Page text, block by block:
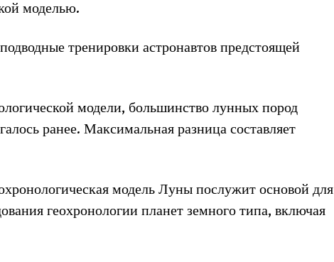
моделью.
тренировки астронавтов предстоящей
модели, большинство лунных пород
ранее. Максимальная разница составляет
модель Луны послужит основой для
геохронологии планет земного типа, включая